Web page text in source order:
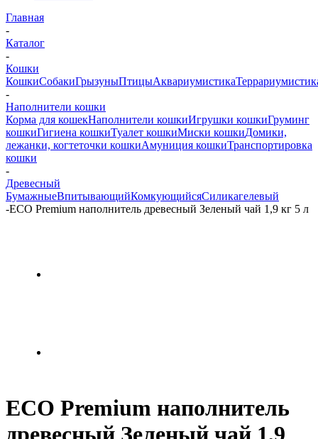
Главная
-
Каталог
-
Кошки
КошкиСобакиГрызуныПтицыАквариумистика
-
Наполнители кошки
Корма для кошекНаполнители кошкиИгрушки кошкиГруминг
кошкиГигиена кошкиТуалет кошкиМиски кошкиДомики,
лежанки, когтеточки кошкиАмуниция кошкиТранспортировка
кошки
-
Древесный
БумажныеВпитывающийКомкующийсяСиликагелевый
-ECO Premium наполнитель древесный Зеленый чай 1,9 кг 5 л
ECO Premium наполнитель